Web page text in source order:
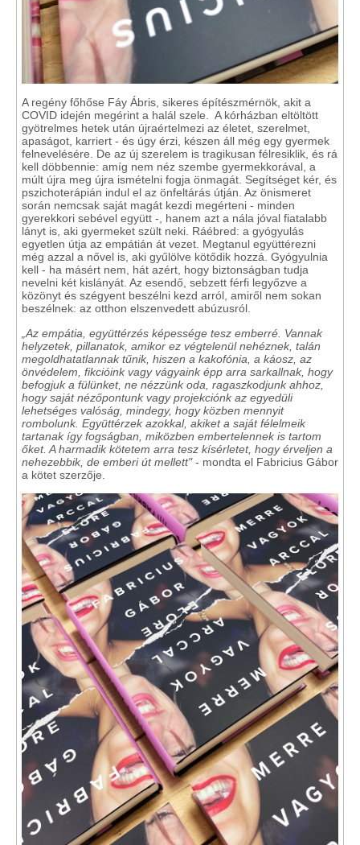
A regény főhőse Fáy Ábris, sikeres építészmérnök, akit a
COVID idején megérint a halál szele. A kórházban eltöltött
gyötrelmes hetek után újraértelmezi az életet, szerelmet,
apaságot, karriert - és úgy érzi, készen áll még egy gyermek
felnevelésére. De az új szerelem is tragikusan félresiklik, és rá
kell döbbennie: amíg nem néz szembe gyermekkorával, a
múlt újra meg újra ismételni fogja önmagát. Segítséget kér, és
pszichoterápián indul el az önfeltárás útján. Az önismeret
során nemcsak saját magát kezdi megérteni - minden
gyerekkori sebével együtt -, hanem azt a nála jóval fiatalabb
lányt is, aki gyermeket szült neki. Ráébred: a gyógyulás
egyetlen útja az empátián át vezet. Megtanul együttérezni
még azzal a nővel is, aki gyűlölve kötődik hozzá. Gyógyulnia
kell - ha másért nem, hát azért, hogy biztonságban tudja
nevelni két kislányát. Az esendő, sebzett férfi legyőzve a
közönyt és szégyent beszélni kezd arról, amiről nem sokan
beszélnek: az otthon elszenvedett abúzusról.
„Az empátia, együttérzés képessége tesz emberré. Vannak
helyzetek, pillanatok, amikor ez végtelenül nehéznek, talán
megoldhatatlannak tűnik, hiszen a kakofónia, a káosz, az
önvédelem, fikcióink vagy vágyaink épp arra sarkallnak, hogy
befogjuk a fülünket, ne nézzünk oda, ragaszkodjunk ahhoz,
hogy saját nézőpontunk vagy projekciónk az egyedüli
lehetséges valóság, mindegy, hogy közben mennyit
rombolunk. Együttérzek azokkal, akiket a saját félelmeik
tartanak így fogságban, miközben embertelennek is tartom
őket. A harmadik kötetem arra tesz kísérletet, hogy érveljen a
nehezebbik, de emberi út mellett"- mondta el Fabricius Gábor
a kötet szerzője.